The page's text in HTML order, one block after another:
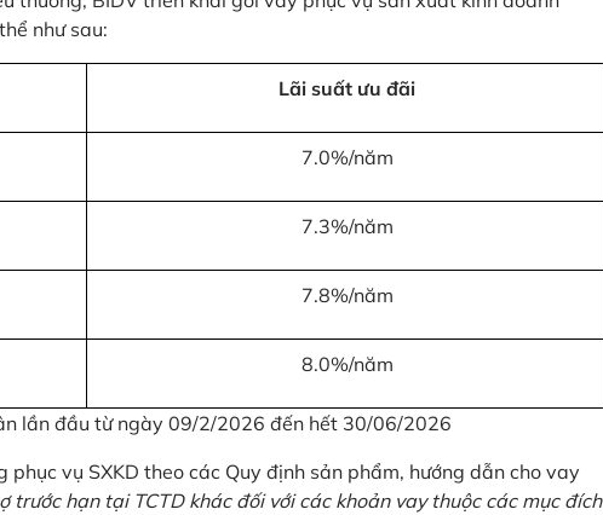
như sau:
Lãi suất ưu đãi
7.0%/năm
7.3%/năm
7.8%/năm
8.0%/năm
lần đầu từ ngày 09/2/2026 đến hết 30/06/2026
vụ SXKD theo các Quy định sản phẩm, hướng dẫn cho vay
trước hạn tại TCTD khác đối với các khoản vay thuộc các mục đích